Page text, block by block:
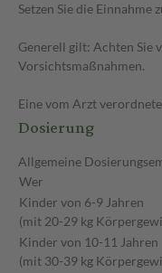
Setzen Sie die
Generell gilt: Achten Sie
Vorsichtsmaßnahmen.
Eine vom Arzt
Dosierung
Allgemeine
Wer
Kinder von 6-9 Jahren
(mit 20-29 kg
Kinder von 10-11 Jahren
(mit 30-39 kg